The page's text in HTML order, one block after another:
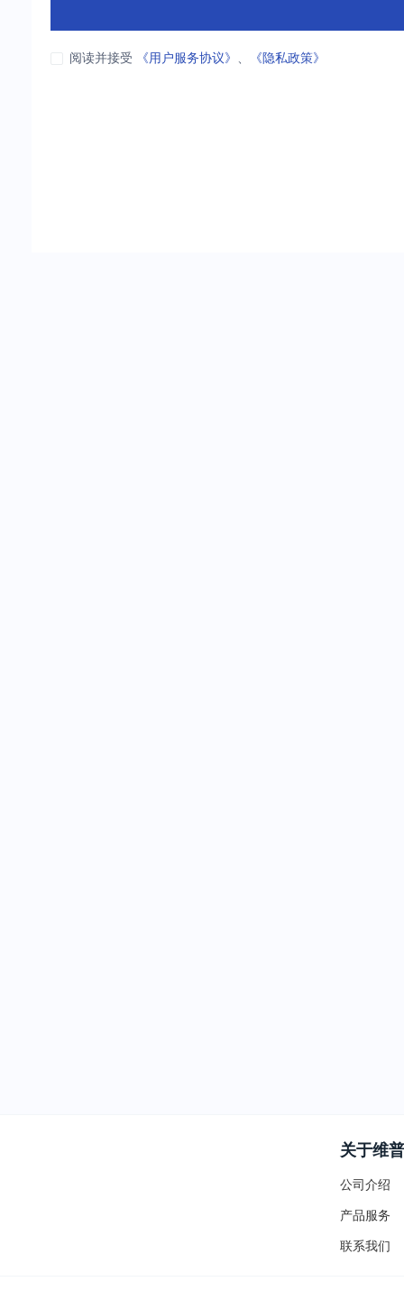
阅读并接受 《用户服务协议》 、 《隐私政策》
关于维普
公司介绍
产品服务
联系我们